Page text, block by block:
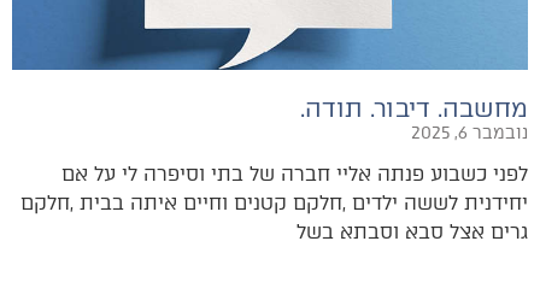
מחשבה. דיבור. תודה.
נובמבר 6, 2025
‬גרים‭ ‬אצל‭ ‬סבא‭ ‬וסבתא‭ ‬בשל‭